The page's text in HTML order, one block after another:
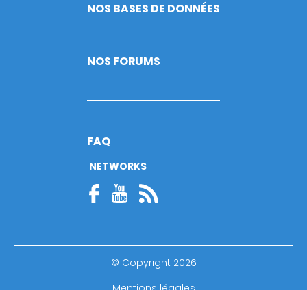
NOS BASES DE DONNÉES
NOS FORUMS
FAQ
NETWORKS
© Copyright 2026